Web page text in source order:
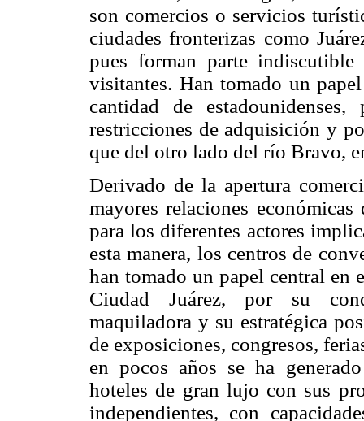
son comercios o servicios
ciudades fronterizas como
pues forman parte
visitantes. Han tomado un
cantidad de
restricciones de adquisición y
que del otro lado del río Bravo,
Derivado de la apertura
mayores relaciones
para los diferentes actores
esta manera, los centros de
han tomado un papel central en
Ciudad Juárez, por su
maquiladora y su estratégica
de exposiciones, congresos,
en pocos años se ha
hoteles de gran lujo con sus
independientes, con